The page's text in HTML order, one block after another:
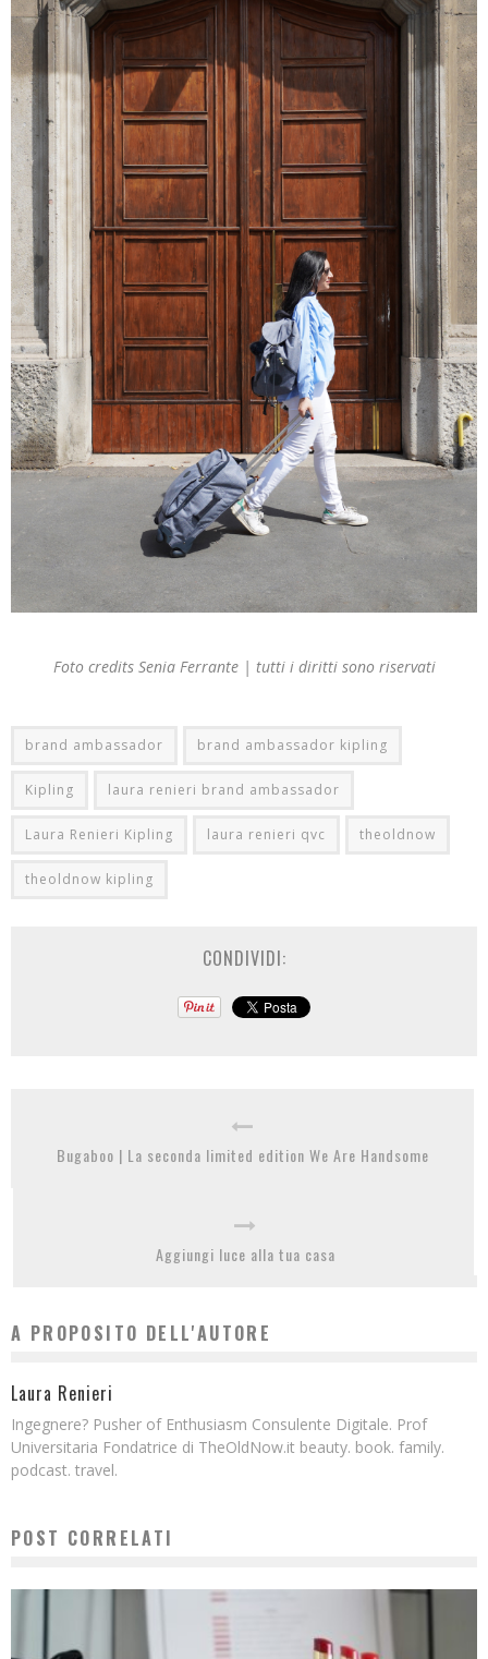
Foto credits Senia Ferrante | tutti i diritti sono riservati
brand ambassador brand ambassador kipling
Kipling laura renieri brand ambassador
Laura Renieri Kipling laura renieri qvc theoldnow
theoldnow kipling
CONDIVIDI:
Bugaboo | La seconda limited edition We Are Handsome
Aggiungi luce alla tua casa
A PROPOSITO DELL'AUTORE
Laura Renieri
Ingegnere? Pusher of Enthusiasm Consulente Digitale. Prof
Universitaria Fondatrice di TheOldNow.it beauty. book. family.
podcast. travel.
POST CORRELATI